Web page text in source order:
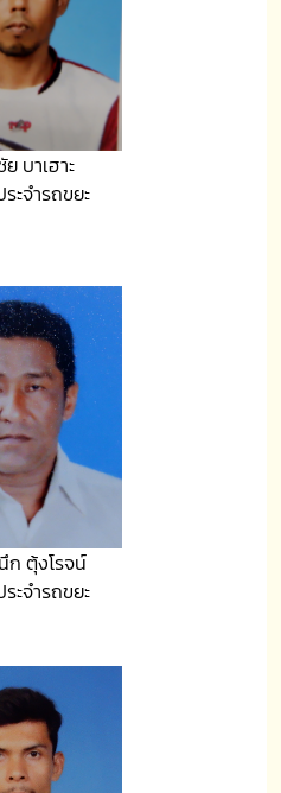
บาเฮาะ
ะจำรถขยะ
ก ตุ้งโรจน์
ะจำรถขยะ